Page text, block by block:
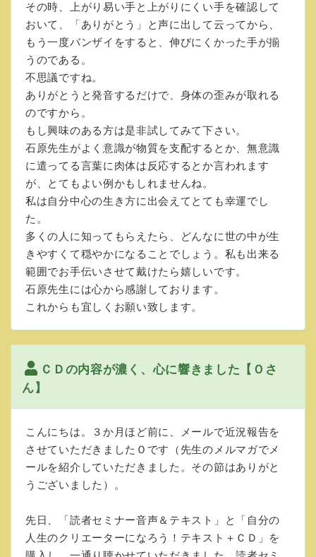
その時、上がり易い手と上がりにくい手を確認して
おいて、「ありがとう」と声に出して云ってから、
もう一度バンザイをすると、伸びにくかった手が揃
うのである。
不思議ですね。
ありがとうと発音するだけで、身体の歪みが取れる
のですから。
もし興味のある方は是非試してみて下さい。
石原先生がよく意識が物質を支配するとか、無意識
に遣ってる言葉に肉体は反応するとか言われます
が、とてもよい例かもしれませんね。
私は自分中心の生き方に出会えてとても幸運でし
た。
多くの人に知ってもらえたら、どんなに世の中が生
きやすくて穏やかになることでしょう。私も出来る
範囲でお手伝いさせて戴けたら嬉しいです。
石原先生には心から感謝しております。
これからも宜しくお願い致します。
ＣＤの内容が濃く、心に響きました【Ｏさ
ん】
こんにちは。３か月ほど前に、メールで近況報告を
させていただきましたＯです（先生のメルマガでメ
ールを紹介していただきました。その節はありがと
うございました）。
先日、「読者セミナー音声＆テキスト」と「自分の
人生のクリエーターになろう！テキスト＋ＣＤ」を